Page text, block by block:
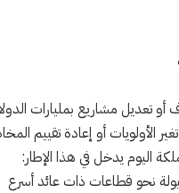
أو تعديل مشاريع بمليارات
الأولويات أو إعادة تقييم
اليوم يدخل في هذا الإطار:
نحو قطاعات ذات عائد أسرع